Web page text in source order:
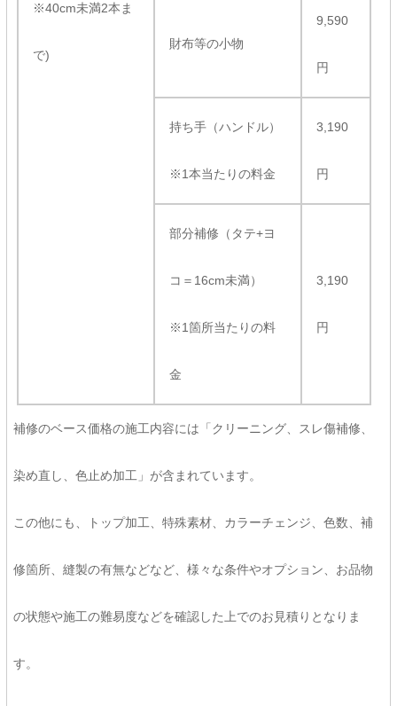
※40cm未満2本ま
で)
財布等の小物
9,590
円
持ち手（ハンドル）
※1本当たりの料金
3,190
円
部分補修（タテ+ヨ
コ＝16cm未満）
※1箇所当たりの料
金
3,190
円
補修のベース価格の施工内容には「クリーニング、スレ傷補修、
染め直し、色止め加工」が含まれています。
この他にも、トップ加工、特殊素材、カラーチェンジ、色数、補
修箇所、縫製の有無などなど、様々な条件やオプション、お品物
の状態や施工の難易度などを確認した上でのお見積りとなりま
す。